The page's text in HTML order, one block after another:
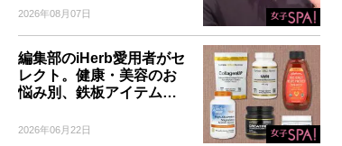
2026年08月07日
編集部のiHerb愛用者がセ
レクト。健康・美容のお
悩み別、鉄板アイテム…
2026年06月22日